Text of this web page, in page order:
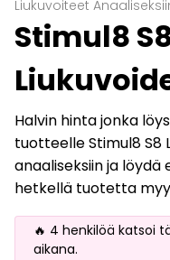
Liukuvoiteet
Stimul8
Halvin hinta jonka
tuotteelle Stimul8 S8
anaaliseksiin ja löydä
hetkellä tuotetta myy
🔥 4 henkilöä katsoi
aikana.